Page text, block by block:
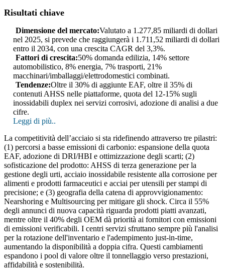
Risultati chiave
Dimensione del mercato:Valutato a 1.277,85 miliardi di dollari
nel 2025, si prevede che raggiungerà i 1.711,52 miliardi di dollari
entro il 2034, con una crescita CAGR del 3,3%.
Fattori di crescita:50% domanda edilizia, 14% settore
automobilistico, 8% energia, 7% trasporti, 21%
macchinari/imballaggi/elettrodomestici combinati.
Tendenze:Oltre il 30% di aggiunte EAF, oltre il 35% di
contenuti AHSS nelle piattaforme, quota del 12-15% sugli
inossidabili duplex nei servizi corrosivi, adozione di analisi a due
cifre.
Leggi di più..
La competitività dell’acciaio si sta ridefinendo attraverso tre pilastri:
(1) percorsi a basse emissioni di carbonio: espansione della quota
EAF, adozione di DRI/HBI e ottimizzazione degli scarti; (2)
sofisticazione del prodotto: AHSS di terza generazione per la
gestione degli urti, acciaio inossidabile resistente alla corrosione per
alimenti e prodotti farmaceutici e acciai per utensili per stampi di
precisione; e (3) geografia della catena di approvvigionamento:
Nearshoring e Multisourcing per mitigare gli shock. Circa il 55%
degli annunci di nuova capacità riguarda prodotti piatti avanzati,
mentre oltre il 40% degli OEM dà priorità ai fornitori con emissioni
di emissioni verificabili. I centri servizi sfruttano sempre più l'analisi
per la rotazione dell'inventario e l'adempimento just-in-time,
aumentando la disponibilità a doppia cifra. Questi cambiamenti
espandono i pool di valore oltre il tonnellaggio verso prestazioni,
affidabilità e sostenibilità.